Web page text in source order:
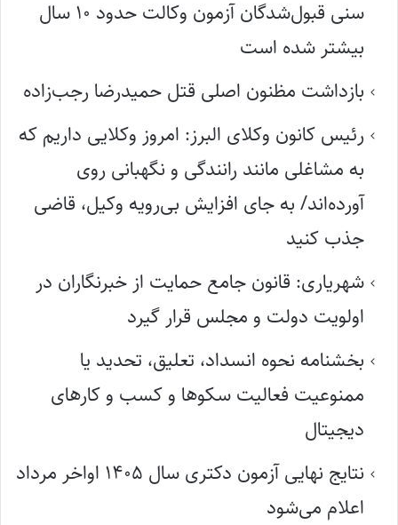
سنی قبول‌شدگان آزمون وکالت حدود ۱۰ سال
بیشتر شده است
بازداشت مظنون اصلی قتل حمیدرضا رجب‌زاده
رئیس کانون وکلای البرز: امروز وکلایی داریم که
به مشاغلی مانند رانندگی و نگهبانی روی
آورده‌اند/ به جای افزایش بی‌رویه وکیل، قاضی
جذب کنید
شهریاری: قانون جامع حمایت از خبرنگاران در
اولویت دولت و مجلس قرار گیرد
بخشنامه نحوه انسداد، تعلیق، تحدید یا
ممنوعیت فعالیت سکوها و کسب و کارهای
دیجیتال
نتایج نهایی آزمون دکتری سال ۱۴۰۵ اواخر مرداد
اعلام می‌شود